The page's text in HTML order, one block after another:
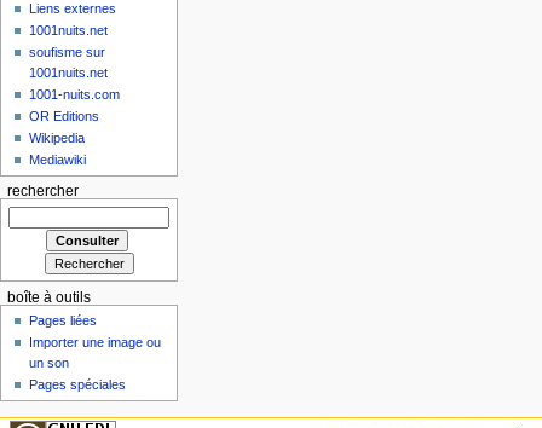
Liens externes
1001nuits.net
soufisme sur
1001nuits.net
1001-nuits.com
OR Editions
Wikipedia
Mediawiki
rechercher
boîte à outils
Pages liées
Importer une image ou
un son
Pages spéciales